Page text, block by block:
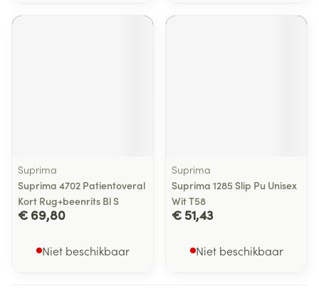
Suprima
Suprima 4702 Patientoveral
Kort Rug+beenrits Bl S
€ 69,80
Niet beschikbaar
Suprima
Suprima 1285 Slip Pu Unisex
Wit T58
€ 51,43
Niet beschikbaar